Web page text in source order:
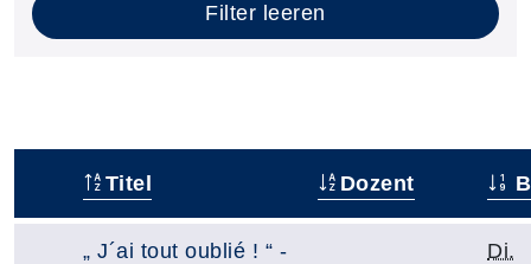
Filter leeren
Titel Dozent
„ J´ai tout oublié ! “ -
Di.